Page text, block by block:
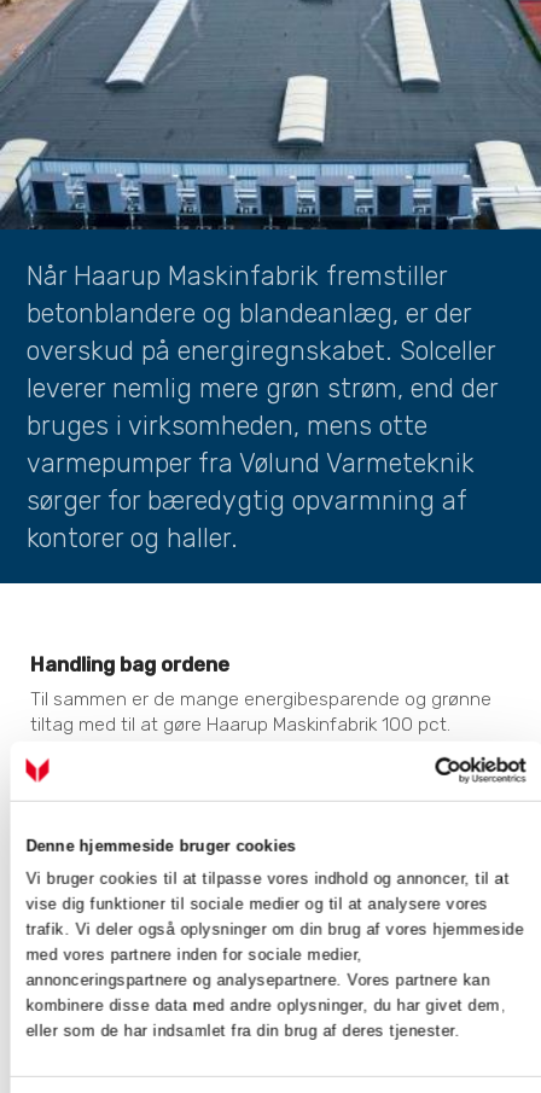
Denne hjemmeside bruger cookies
Vi bruger cookies til at tilpasse vores indhold og annoncer, til at
vise dig funktioner til sociale medier og til at analysere vores
trafik. Vi deler også oplysninger om din brug af vores hjemmeside
med vores partnere inden for sociale medier,
annonceringspartnere og analysepartnere. Vores partnere kan
kombinere disse data med andre oplysninger, du har givet dem,
eller som de har indsamlet fra din brug af deres tjenester.
Når Haarup Maskinfabrik fremstiller
betonblandere og blandeanlæg, er der
overskud på energiregnskabet. Solceller
leverer nemlig mere grøn strøm, end der
bruges i virksomheden, mens otte
varmepumper fra Vølund Varmeteknik
sørger for bæredygtig opvarmning af
kontorer og haller.
Handling bag ordene
Til sammen er de mange energibesparende og grønne
tiltag med til at gøre Haarup Maskinfabrik 100 pct.
virksomheden 400.000 kWh el ud på nettet.
det sig i høj grad om at sætte handling bag ordene.
- Alle er enige om, at grøn omstilling er vejen frem, og vi
har besluttet at vise, at der ikke er nogen grund til at
vente. Så vi har lagt en 5-års plan for at blive
fuldstændigt selvforsynende ved hjælp af eksisterende
og gennemprøvede produkter.
Det er lykkedes så godt for virksomheden, at planen er